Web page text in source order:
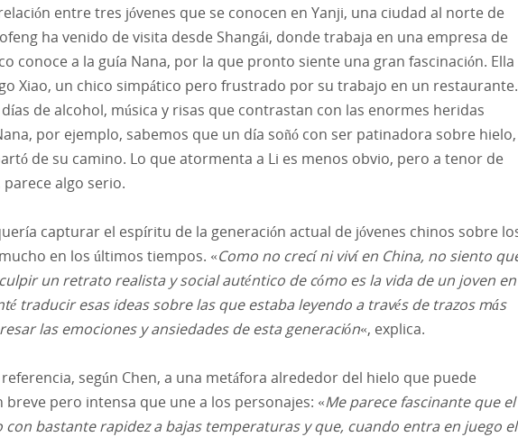
entre tres jóvenes que se conocen en Yanji, una ciudad al norte de
ha venido de visita desde Shangái, donde trabaja en una empresa de
conoce a la guía Nana, por la que pronto siente una gran fascinación. Ella
Xiao, un chico simpático pero frustrado por su trabajo en un restaurante.
de alcohol, música y risas que contrastan con las enormes heridas
por ejemplo, sabemos que un día soñó con ser patinadora sobre hielo,
de su camino. Lo que atormenta a Li es menos obvio, pero a tenor de
algo serio.
capturar el espíritu de la generación actual de jóvenes chinos sobre
en los últimos tiempos. «Como no crecí ni viví en China, no siento
un retrato realista y social auténtico de cómo es la vida de un joven en
traducir esas ideas sobre las que estaba leyendo a través de trazos más
las emociones y ansiedades de esta generación«, explica.
según Chen, a una metáfora alrededor del hielo que puede
pero intensa que une a los personajes: «Me parece fascinante que el
con bastante rapidez a bajas temperaturas y que, cuando entra en juego
Ene Feb
Sep Oct
Ene Feb
Sep Oct
Ene Feb
Sep Oct
Ene Feb
Sep Oct
Ene Feb
Sep Oct
Ene Feb
Sep Oct
Ene Feb
Sep Oct
Ene Feb
Sep Oct
Ene Feb
Sep Oct
Ene Feb
Sep Oct
Ene Feb
Sep Oct
Ene Feb
Sep Oct
Ene Feb
Sep Oct